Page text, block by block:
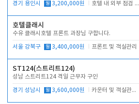
경기 용인시 월 3,200,000원 호텔 내 외부 점검 및 프런트 운영
호텔클래시
수유 클래시호텔 프론트 과장님 구합니다.
서울 강북구 월 3,400,000원 프론트 및 객실관리
ST124(스트리트124)
성남 스트리트124 격일 근무자 구인
경기 성남시 월 3,600,000원 카운터 및 객실관리 전반